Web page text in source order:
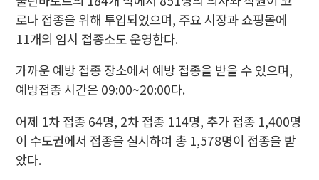
로나 접종을 위해 투입되었으며, 주요 시장과 쇼핑몰에
11개의 임시 접종소도 운영한다.
가까운 예방 접종 장소에서 예방 접종을 받을 수 있으며,
예방접종 시간은 09:00~20:00다.
어제 1차 접종 64명, 2차 접종 114명, 추가 접종 1,400명
이 수도권에서 접종을 실시하여 총 1,578명이 접종을 받
았다.